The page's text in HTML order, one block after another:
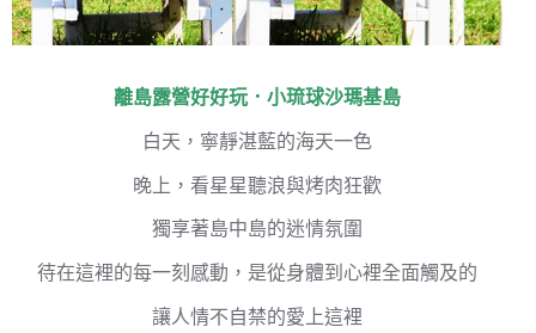
離島露營好好玩．小琉球沙瑪基島
白天，寧靜湛藍的海天一色
晚上，看星星聽浪與烤肉狂歡
獨享著島中島的迷情氛圍
待在這裡的每一刻感動，是從身體到心裡全面觸及的
讓人情不自禁的愛上這裡